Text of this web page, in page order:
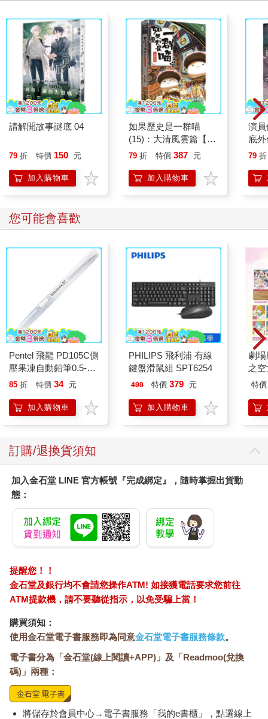
請解開故事謎底 04
79 折 特價 150 元
加入購物車
如果歷史是一群喵
(15)：大清風雲篇【萌
貓漫畫學歷史】
79 折 特價 387 元
加入購物車
演
底
79 折
您可能會喜歡
Pentel 飛龍 PD105C側
壓果凍自動鉛筆0.5-白
桿
85 折 特價 34 元
加入購物車
PHILIPS 飛利浦 有線
鍵盤滑鼠組 SPT6254
499 特價 379 元
加入購物車
劇
之
樂
組
特價
訂購/退換貨須知
加入金石堂 LINE 官方帳號『完成綁定』，隨時掌握出貨動
態：
提醒您！！
金石堂及銀行均不會請您操作ATM! 如接獲電話要求您前往
ATM提款機，請不要聽從指示，以免受騙上當！
購買須知：
使用金石堂電子書服務即為同意金石堂電子書服務條款。
電子書分為「金石堂(線上閱讀+APP)」及「Readmoo(兌換
碼)」兩種：
將儲存於會員中心→電子書服務「我的e書櫃」，點選線上